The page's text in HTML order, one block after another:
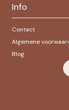
Info
Contact
Algemene
Blog